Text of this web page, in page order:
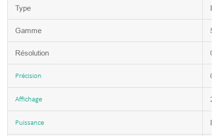
Type
Gamme
Résolution
Précision
Affichage
Puissance